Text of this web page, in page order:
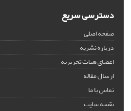
دسترسی سریع
صفحه اصلی
درباره نشریه
اعضای هیات تحریریه
ارسال مقاله
تماس با ما
نقشه سایت